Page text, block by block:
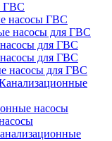
ГВС
насосы ГВС
насосы для ГВС
для ГВС
для ГВС
насосы для ГВС
насосы